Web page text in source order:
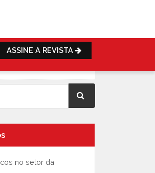
ASSINE A REVISTA
no setor da